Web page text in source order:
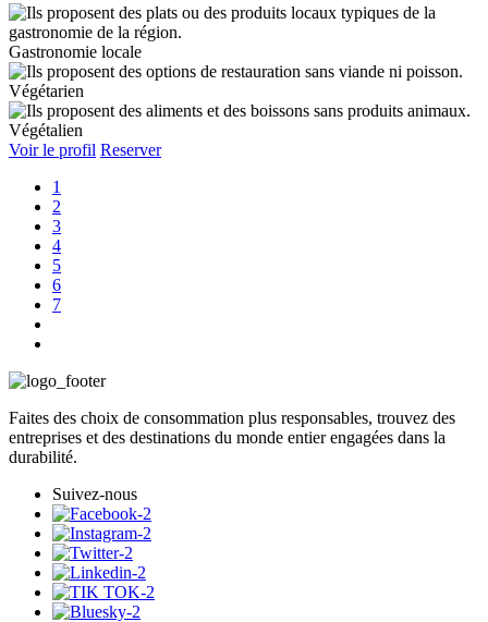
Gastronomie locale
Végétarien
Végétalien
Voir le profil Reserver
1
2
3
4
5
6
7
Faites des choix de consommation plus responsables, trouvez des
entreprises et des destinations du monde entier engagées dans la
durabilité.
Suivez-nous